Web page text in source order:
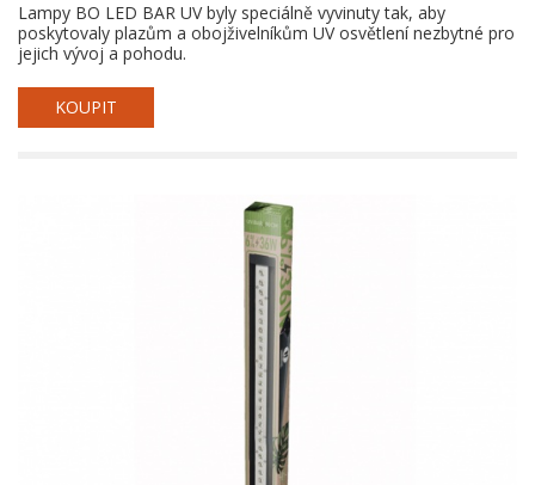
Lampy BO LED BAR UV byly speciálně vyvinuty tak, aby
poskytovaly plazům a obojživelníkům UV osvětlení nezbytné pro
jejich vývoj a pohodu.
KOUPIT